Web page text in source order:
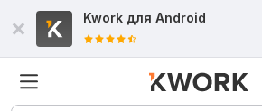
Kwork для Android